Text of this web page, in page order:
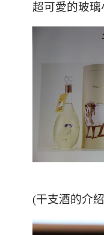
超可愛的玻璃
(干支酒的介